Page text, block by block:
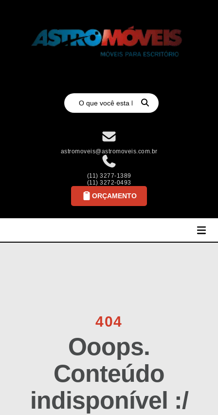
astromoveis@astromoveis.com.br
(11) 3277-1389
(11) 3272-0493
ORÇAMENTO
404
Ooops.
Conteúdo
indisponível :/